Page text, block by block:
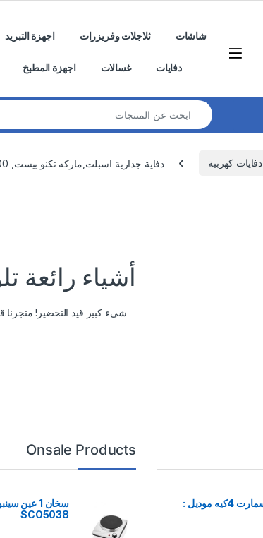
شاشات ثلاجلات وفريزرات اجهزة التبريد
دفايات غسالات اجهزة المطبخ
Search for:
دفايات كهربية دفاية جدارية اسبلت,ماركه تكنو بيست, 2000 واط ,BFH-001
أشياء رائعة
شيء كبير قيد التحضير! متجرنا
شاشة جنرال دان 58 سمارت 4كيه موديل :
Onsale Products
SCO5038